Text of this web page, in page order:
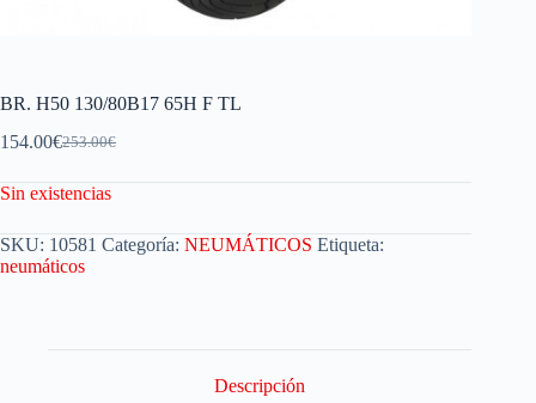
BR. H50 130/80B17 65H F TL
253.00€
154.00€
Sin existencias
SKU: 10581 Categoría: NEUMÁTICOS Etiqueta:
neumáticos
Descripción